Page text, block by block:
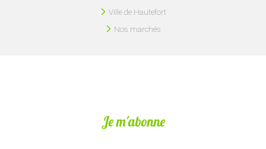
Ville de Hautefort
Nos marchés
Je m'abonne